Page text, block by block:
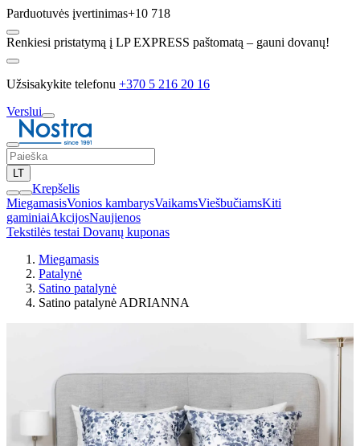
Parduotuvės įvertinimas+10 718
Renkiesi pristatymą į LP EXPRESS paštomatą – gauni dovanų!
Užsisakykite telefonu +370 5 216 20 16
Verslui
LT
Krepšelis
MiegamasisVonios kambarysVaikamsViešbučiamsKiti
gaminiaiAkcijosNaujienos
Tekstilės testai Dovanų kuponas
Miegamasis
Patalynė
Satino patalynė
Satino patalynė ADRIANNA